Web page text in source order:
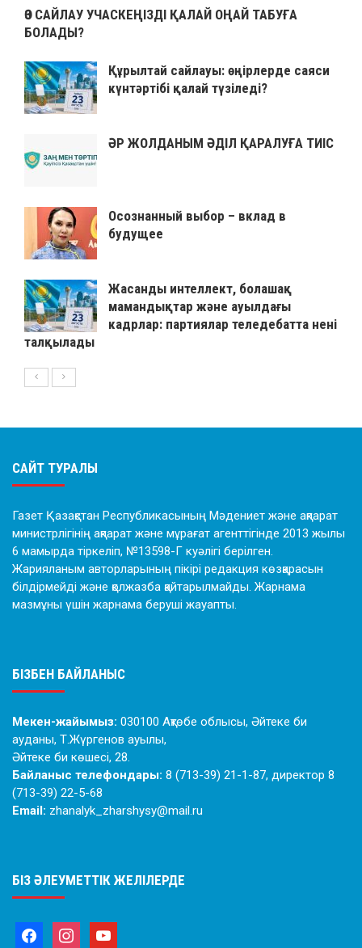
ӨЗ САЙЛАУ УЧАСКЕҢІЗДІ ҚАЛАЙ ОҢАЙ ТАБУҒА
БОЛАДЫ?
Құрылтай сайлауы: өңірлерде саяси
күнтәртібі қалай түзіледі?
ӘР ЖОЛДАНЫМ ӘДІЛ ҚАРАЛУҒА ТИІС
Осознанный выбор – вклад в
будущее
Жасанды интеллект, болашақ
мамандықтар және ауылдағы
кадрлар: партиялар теледебатта нені
талқылады
САЙТ ТУРАЛЫ
Газет Қазақстан Республикасының Мәдениет және ақпарат
министрлігінің ақпарат және мұрағат агенттігінде 2013 жылы
6 мамырда тіркеліп, №13598-Г куәлігі берілген.
Жарияланым авторларының пікірі редакция көзқарасын
білдірмейді және қолжазба қайтарылмайды. Жарнама
мазмұны үшін жарнама беруші жауапты.
БІЗБЕН БАЙЛАНЫС
Мекен-жайымыз: 030100 Ақтөбе облысы, Әйтеке би
ауданы, Т.Жүргенов ауылы,
Әйтеке би көшесі, 28.
Байланыс телефондары: 8 (713-39) 21-1-87, директор 8
(713-39) 22-5-68
Email: zhanalyk_zharshysy@mail.ru
БІЗ ӘЛЕУМЕТТІК ЖЕЛІЛЕРДЕ